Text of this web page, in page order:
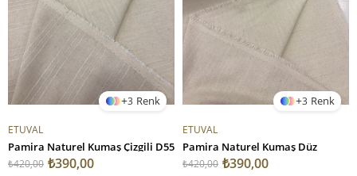
3
ETUVAL
Pamira Naturel Kumaş Çizgili D55
₺390,00
₺420,00
3
ETUVAL
Pamira Naturel Kumaş Düz
₺390,00
₺420,00